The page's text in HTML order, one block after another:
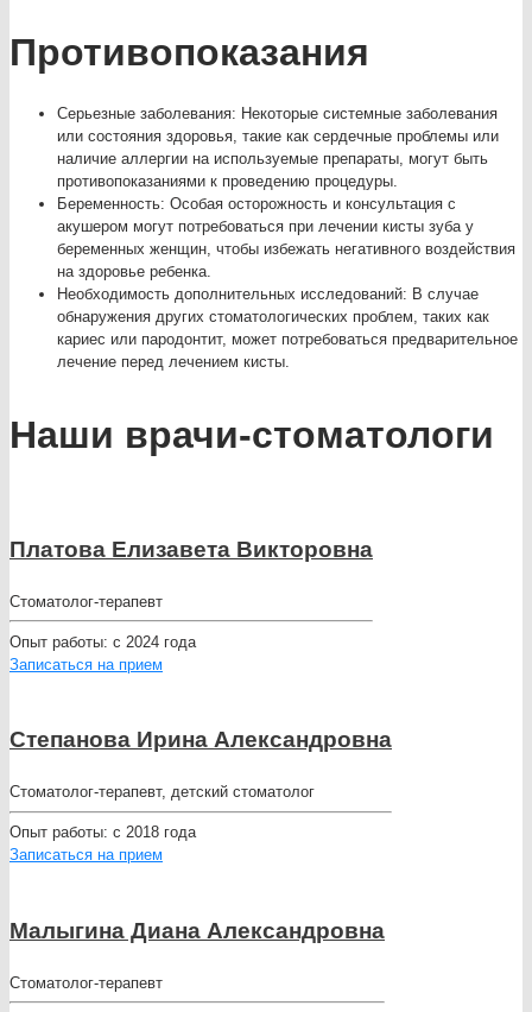
Противопоказания
Серьезные заболевания: Некоторые системные заболевания
или состояния здоровья, такие как сердечные проблемы или
наличие аллергии на используемые препараты, могут быть
противопоказаниями к проведению процедуры.
Беременность: Особая осторожность и консультация с
акушером могут потребоваться при лечении кисты зуба у
беременных женщин, чтобы избежать негативного воздействия
на здоровье ребенка.
Необходимость дополнительных исследований: В случае
обнаружения других стоматологических проблем, таких как
кариес или пародонтит, может потребоваться предварительное
лечение перед лечением кисты.
Наши врачи-стоматологи
Платова Елизавета Викторовна
Стоматолог-терапевт
Опыт работы: с 2024 года
Записаться на прием
Степанова Ирина Александровна
Стоматолог-терапевт, детский стоматолог
Опыт работы: с 2018 года
Записаться на прием
Малыгина Диана Александровна
Стоматолог-терапевт